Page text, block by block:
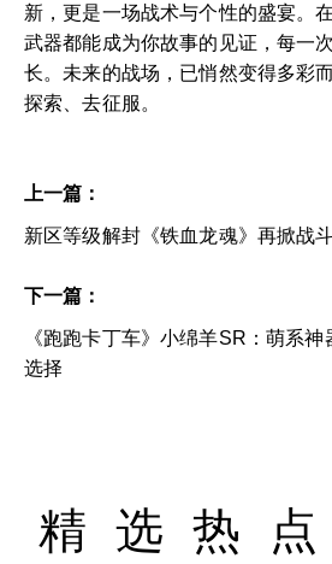
新，更是一场战术与个性的盛宴。
武器都能成为你故事的见证，每一
长。未来的战场，已悄然变得多彩
探索、去征服。
上一篇：
新区等级解封《铁血龙魂》再掀战
下一篇：
《跑跑卡丁车》小绵羊SR：萌系
选择
精选热